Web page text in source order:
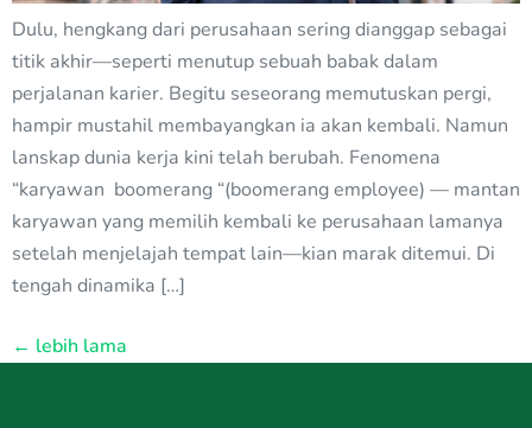
Dulu, hengkang dari perusahaan sering dianggap sebagai
titik akhir—seperti menutup sebuah babak dalam
perjalanan karier. Begitu seseorang memutuskan pergi,
hampir mustahil membayangkan ia akan kembali. Namun
lanskap dunia kerja kini telah berubah. Fenomena
“karyawan boomerang “(boomerang employee) — mantan
karyawan yang memilih kembali ke perusahaan lamanya
setelah menjelajah tempat lain—kian marak ditemui. Di
tengah dinamika […]
← lebih lama